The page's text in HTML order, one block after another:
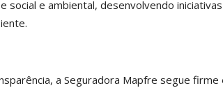
e ambiental, desenvolvendo
a Seguradora Mapfre segue